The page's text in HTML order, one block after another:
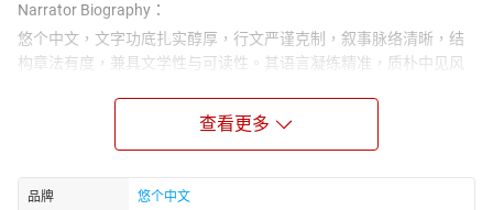
Narrator Biography：
悠个中文，文字功底扎实醇厚，行文严谨克制，叙事脉络清晰，结
构章法有度，兼具文学性与可读性。其语言凝练精准，质朴中见风
于平淡间铺陈时代肌理，展现出极强的文字把控能力与叙事功底。
无论是场景描摹、细节刻画，还是情感铺陈、思想表达，均层次分
建的叙事世界之中。
查看更多
品牌 悠个中文